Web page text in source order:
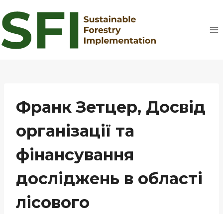
до
вмісту
Франк Зетцер, Досвід
організації та
фінансування
досліджень в області
лісового